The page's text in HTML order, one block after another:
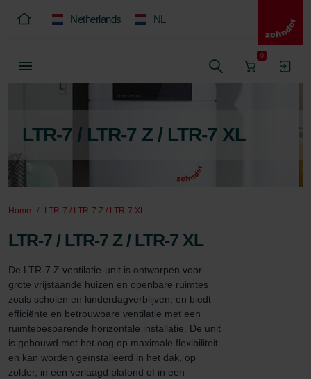
Netherlands NL
0
LTR-7 / LTR-7 Z / LTR-7 XL
Home LTR-7 / LTR-7 Z / LTR-7 XL
LTR-7 / LTR-7 Z / LTR-7 XL
De LTR-7 Z ventilatie-unit is ontworpen voor
grote vrijstaande huizen en openbare ruimtes
zoals scholen en kinderdagverblijven, en biedt
efficiënte en betrouwbare ventilatie met een
ruimtebesparende horizontale installatie. De unit
is gebouwd met het oog op maximale flexibiliteit
en kan worden geïnstalleerd in het dak, op
zolder, in een verlaagd plafond of in een